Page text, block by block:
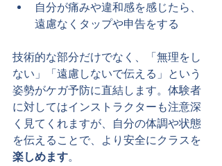
自分が痛みや違和感を感じたら、
遠慮なくタップや申告をする
技術的な部分だけでなく、「無理をし
ない」「遠慮しないで伝える」という
姿勢がケガ予防に直結します。体験者
に対してはインストラクターも注意深
く見てくれますが、自分の体調や状態
を伝えることで、より安全にクラスを
楽しめます。